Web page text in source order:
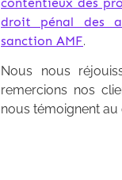
droit pénal des
sanction AMF.
Nous nous
remercions nos
nous témoignent au